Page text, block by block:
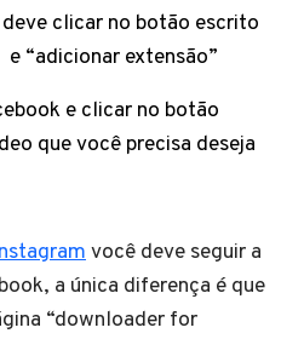
clicar no botão escrito
“adicionar extensão”
e clicar no botão
que você precisa deseja
você deve seguir a
a única diferença é que
“downloader for